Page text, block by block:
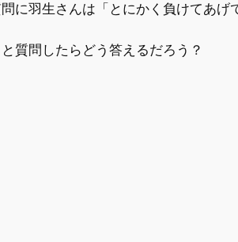
に羽生さんは「とにかく負けてあげ
質問したらどう答えるだろう？